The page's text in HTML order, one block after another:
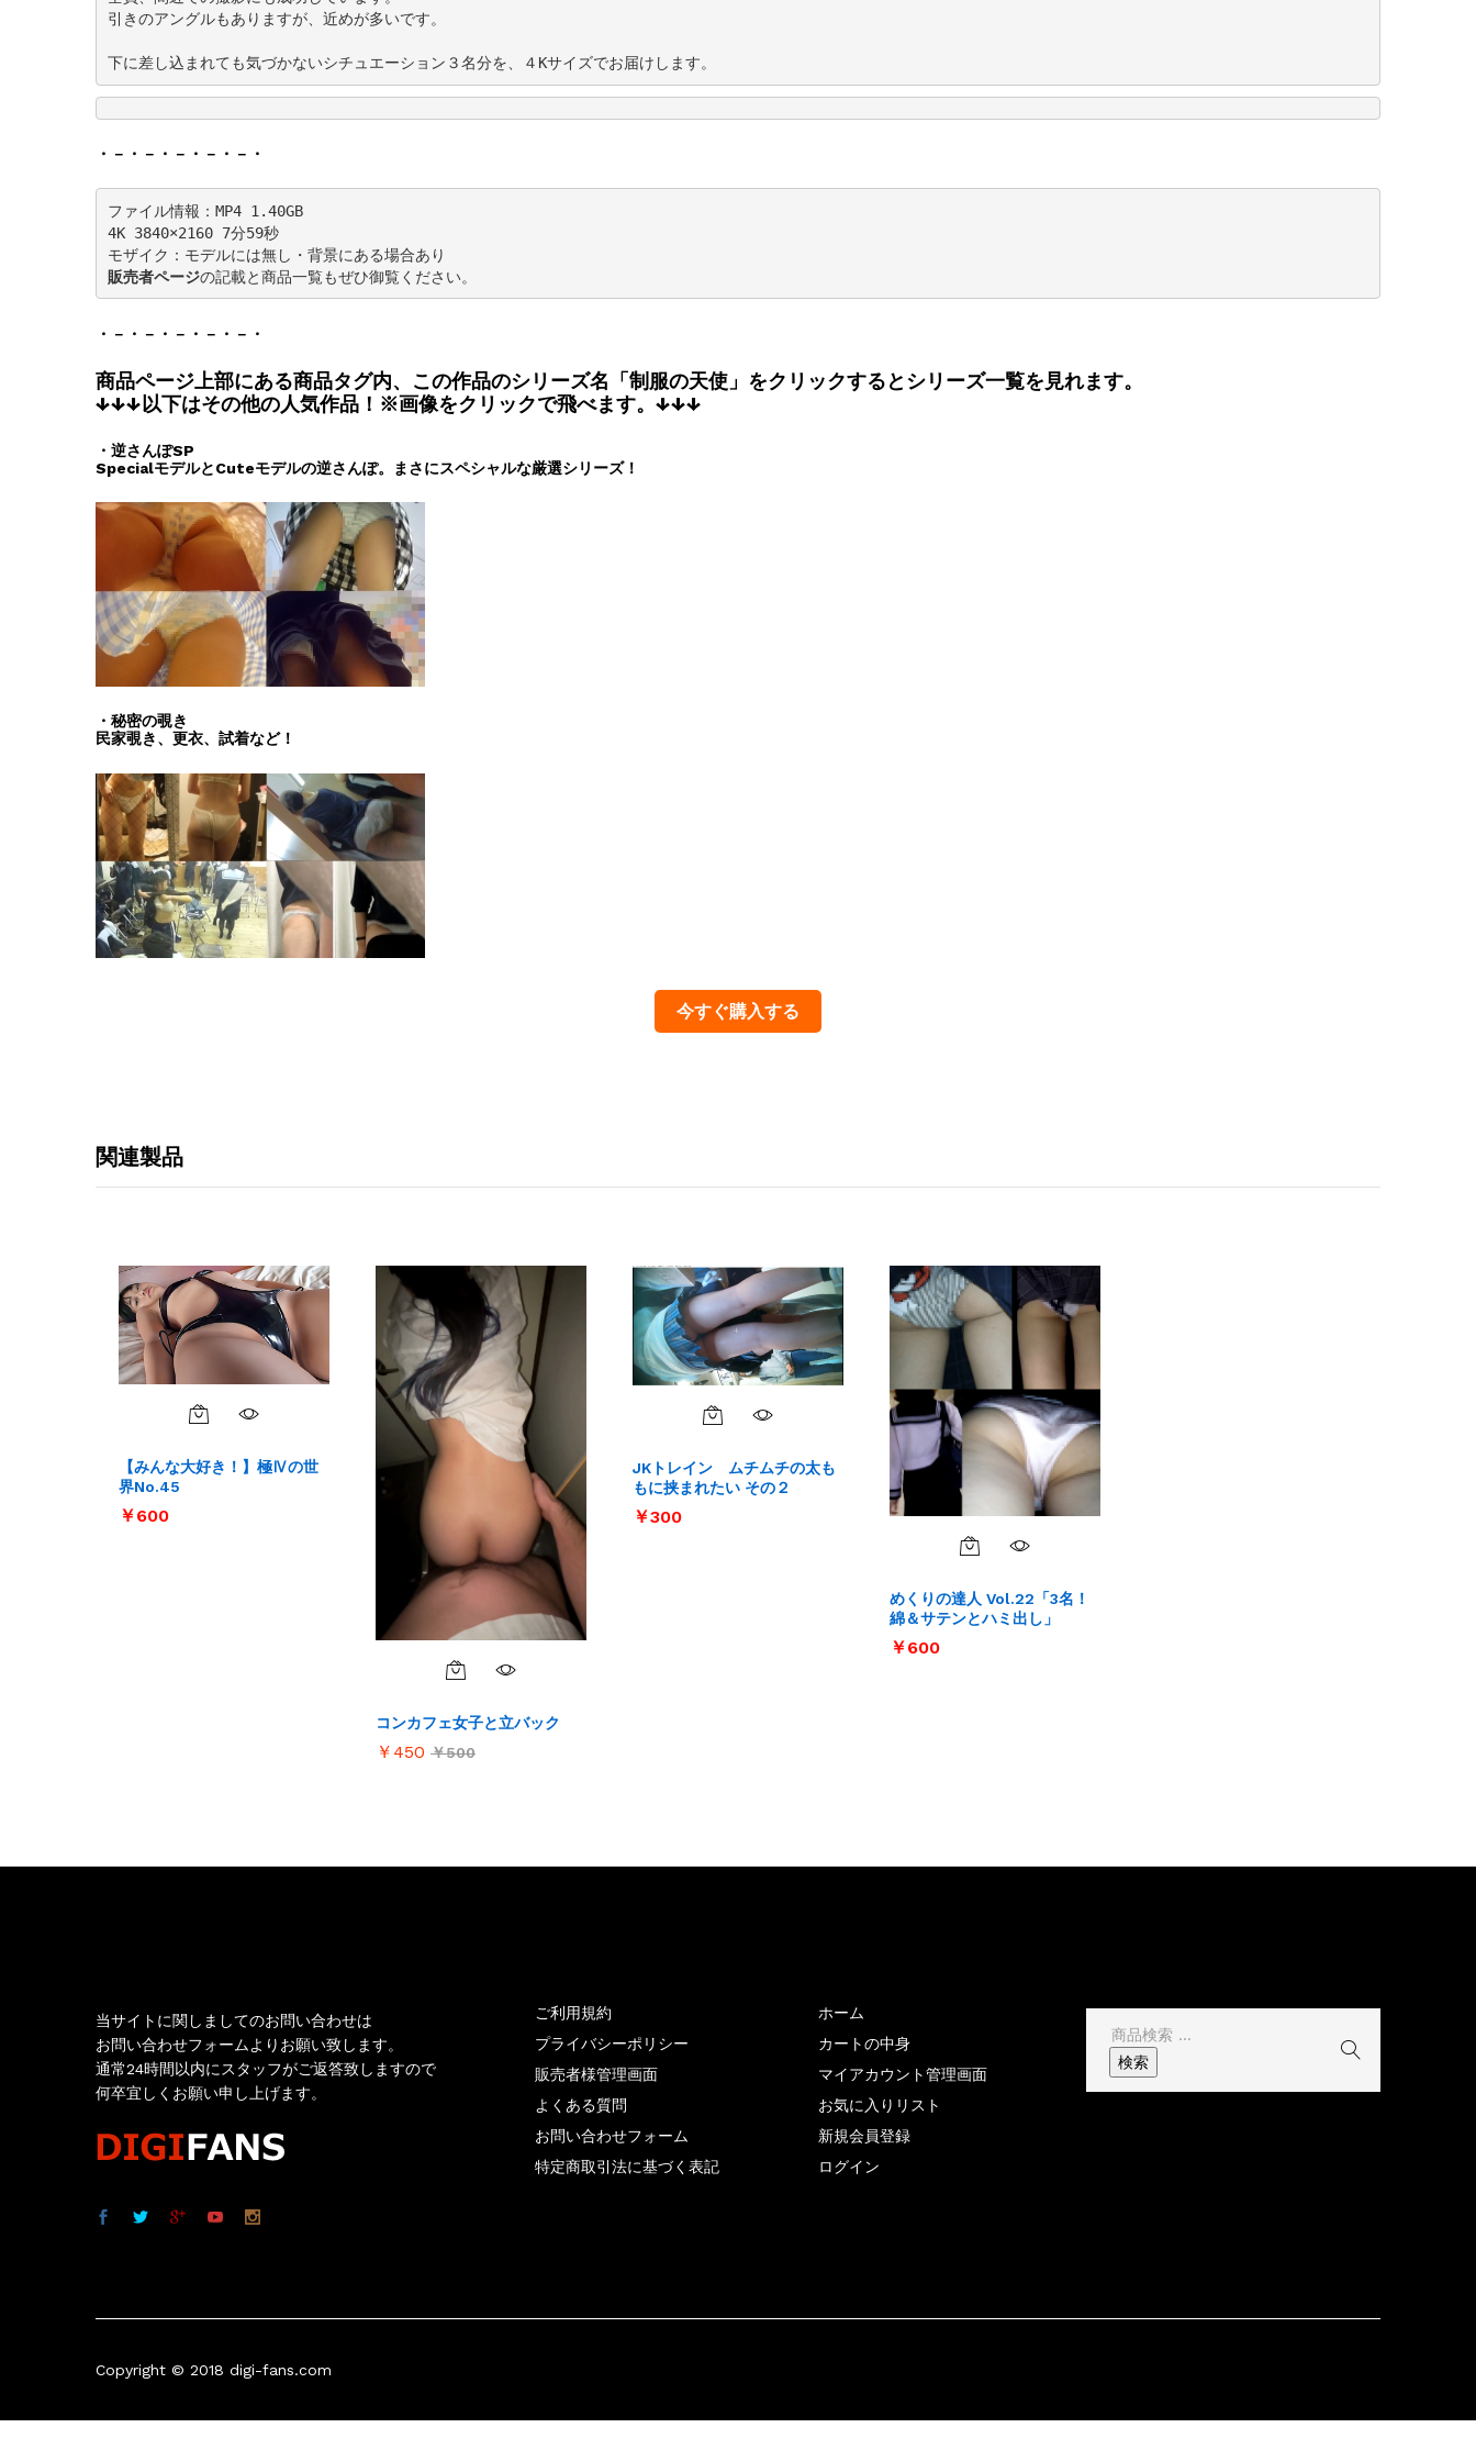
引きのアングルもありますが、近めが多いです。
下に差し込まれても気づかないシチュエーション３名分を、４Kサイズでお届けします。
・－・－・－・－・－・
ファイル情報：MP4 1.40GB
4K 3840×2160 7分59秒
販売者ページの記載と商品一覧もぜひ御覧ください。
・－・－・－・－・－・
商品ページ上部にある商品タグ内、この作品のシリーズ名「制服の天使」をクリックするとシリーズ一覧を見れます。
↓↓↓以下はその他の人気作品！※画像をクリックで飛べます。↓↓↓
・逆さんぽSP
SpecialモデルとCuteモデルの逆さんぽ。まさにスペシャルな厳選シリーズ！
・秘密の覗き
民家覗き、更衣、試着など！
今すぐ購入する
関連製品
【みんな大好き！】極Ⅳの世
界No.45
￥600
￥600
コンカフェ女子と立バック
￥ 450 ￥500
￥ 450 ￥500
JKトレイン ムチムチの太も
もに挟まれたい その２
￥300
￥300
めくりの達人 Vol.22「3名！
綿＆サテンとハミ出し」
￥600
￥600
当サイトに関しましてのお問い合わせは
お問い合わせフォームよりお願い致します。
通常24時間以内にスタッフがご返答致しますので
何卒宜しくお願い申し上げます。
ご利用規約
プライバシーポリシー
販売者様管理画面
よくある質問
お問い合わせフォーム
特定商取引法に基づく表記
ホーム
カートの中身
マイアカウント管理画面
お気に入りリスト
新規会員登録
ログイン
検
索
結
検索
Copyright © 2018 digi-fans.com